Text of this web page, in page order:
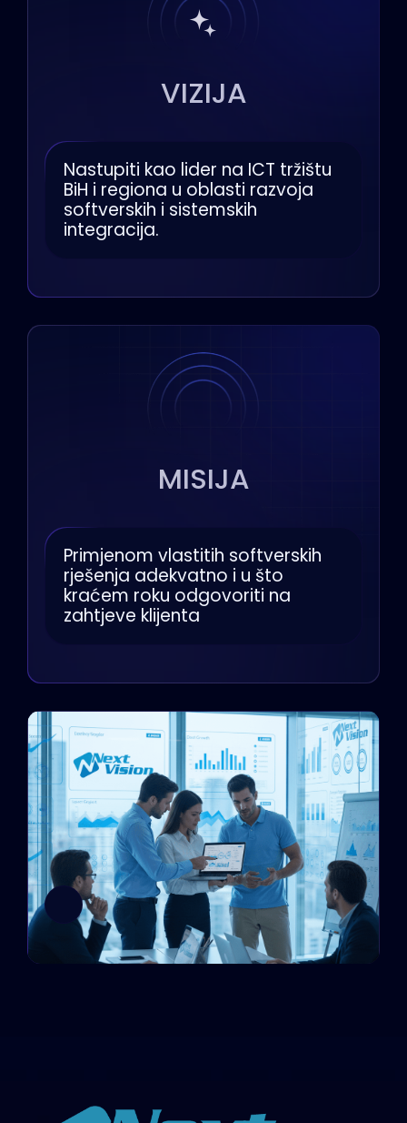
VIZIJA
Nastupiti kao lider na ICT tržištu
BiH i regiona u oblasti razvoja
softverskih i sistemskih
integracija.
MISIJA
Primjenom vlastitih softverskih
rješenja adekvatno i u što
kraćem roku odgovoriti na
zahtjeve klijenta